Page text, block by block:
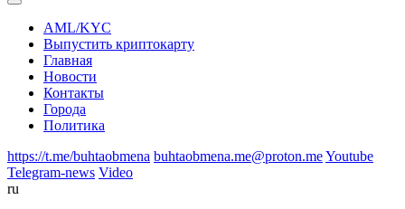
AML/KYC
Выпустить криптокарту
Главная
Новости
Контакты
Города
Политика
https://t.me/buhtaobmena buhtaobmena.me@proton.meYoutube
Telegram-news Video
ru